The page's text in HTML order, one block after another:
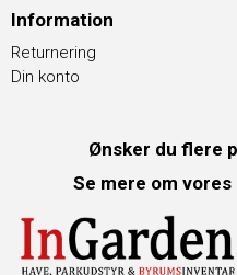
Information
Returnering
Din konto
Ønsker du flere
Se mere om